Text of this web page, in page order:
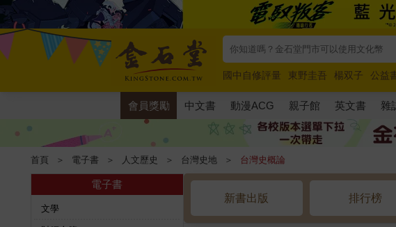
國中自修評量 東野圭吾 楊双子 公益
唯紅花綻放
奧德賽 路邊攤新作 馬斯
會員獎勵 中文書 動漫ACG 親子館 英文書 雜
首頁 ＞ 電子書 ＞ 人文歷史 ＞ 台灣史地 ＞ 台灣史概論
電子書
文學
新書出版 排行榜